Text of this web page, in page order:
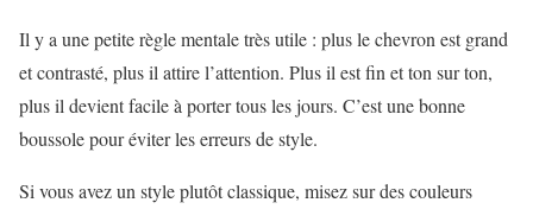
Il y a une petite règle mentale très utile : plus le chevron est grand
et contrasté, plus il attire l’attention. Plus il est fin et ton sur ton,
plus il devient facile à porter tous les jours. C’est une bonne
boussole pour éviter les erreurs de style.
Si vous avez un style plutôt classique, misez sur des couleurs